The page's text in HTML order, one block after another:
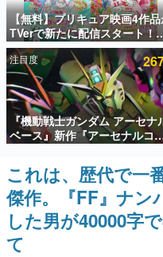
アプリセール情報
インタビュー
連載・特集一
殿堂入り記事
SNS拡散数が数
ど。多くの人々
事をまとめまし
ゲームの企
名作ゲームクリ
聞きし、ヒット
きます。
【無料】プリキュア映画4作
TVerで新たに配信スタート！
んと2018年～2024年の映画
すべてが見放題に、ぶっちゃ
ありえないラインナップ
注目度
『機動戦士ガンダム アーセナ
ベース』新作『アーセナルコ
ンダー』発表！8月28日からオ
ープンベータテスト開催、
年2月下旬に稼働予定
これは、歴代で一
傑作。『FF』ナン
した男が40000字
て